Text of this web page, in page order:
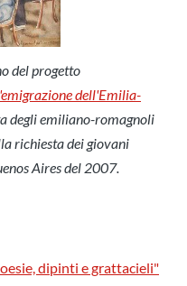
del progetto
dell'Emilia-
degli emiliano-romagnoli
richiesta dei giovani
Aires del 2007.
dipinti e grattacieli"